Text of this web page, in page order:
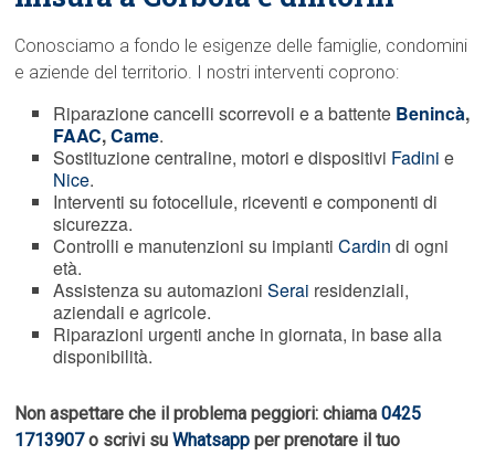
Conosciamo a fondo le esigenze delle famiglie, condomini
e aziende del territorio. I nostri interventi coprono:
Riparazione cancelli scorrevoli e a battente Benincà,
FAAC,Came.
Sostituzione centraline, motori e dispositivi Fadini e
Nice.
Interventi su fotocellule, riceventi e componenti di
sicurezza.
Controlli e manutenzioni su impiantiCardin di ogni
età.
Assistenza su automazioniSerai residenziali,
aziendali e agricole.
Riparazioni urgenti anche in giornata, in base alla
disponibilità.
Non aspettare che il problema peggiori: chiama0425
1713907o scrivi suWhatsapp per prenotare il tuo